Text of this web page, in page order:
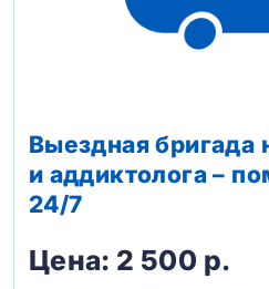
Выездная бригада
и аддиктолога –
24/7
Цена: 2 500 р.